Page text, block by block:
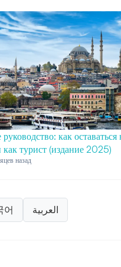
как оставаться
турист (издание 2025)
назад
어 العربية